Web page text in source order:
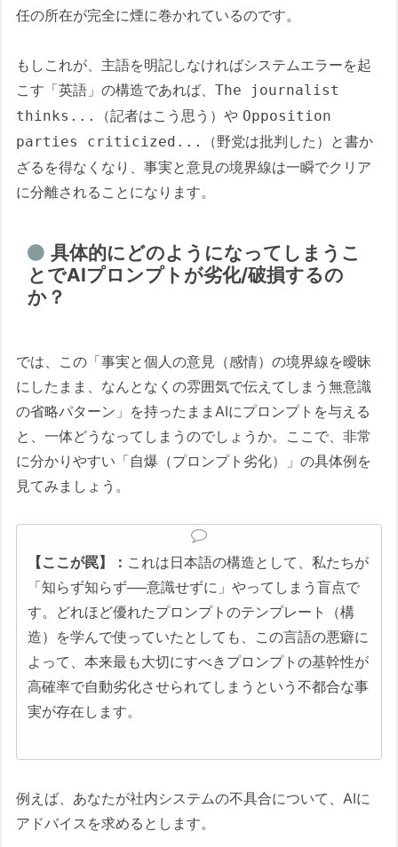
任の所在が完全に煙に巻かれているのです。
もしこれが、主語を明記しなければシステムエラーを起
こす「英語」の構造であれば、The journalist
thinks...
（記者はこう思う）や Opposition
parties criticized...
（野党は批判した）と書か
ざるを得なくなり、事実と意見の境界線は一瞬でクリア
に分離されることになります。
具体的にどのようになってしまうこ
とでAIプロンプトが劣化/破損するの
か？
では、この「事実と個人の意見（感情）の境界線を曖昧
にしたまま、なんとなくの雰囲気で伝えてしまう無意識
の省略パターン」を持ったままAIにプロンプトを与える
と、一体どうなってしまうのでしょうか。ここで、非常
に分かりやすい「自爆（プロンプト劣化）」の具体例を
見てみましょう。
【ここが罠】： これは日本語の構造として、私たちが
「知らず知らず──意識せずに」やってしまう盲点で
す。どれほど優れたプロンプトのテンプレート（構
造）を学んで使っていたとしても、この言語の悪癖に
よって、本来最も大切にすべきプロンプトの基幹性が
高確率で自動劣化させられてしまうという不都合な事
実が存在します。
例えば、あなたが社内システムの不具合について、AIに
アドバイスを求めるとします。